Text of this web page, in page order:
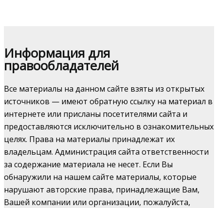
Информация для
правообладателей
Все материалы на данном сайте взяты из открытых
источников — имеют обратную ссылку на материал в
интернете или присланы посетителями сайта и
предоставляются исключительно в ознакомительных
целях. Права на материалы принадлежат их
владельцам. Администрация сайта ответственности
за содержание материала не несет. Если Вы
обнаружили на нашем сайте материалы, которые
нарушают авторские права, принадлежащие Вам,
Вашей компании или организации, пожалуйста,